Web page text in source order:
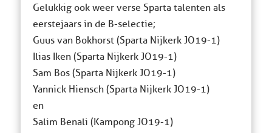
Gelukkig ook weer verse Sparta talenten als
eerstejaars in de B-selectie;
Guus van Bokhorst (Sparta Nijkerk JO19-1)
Ilias Iken (Sparta Nijkerk JO19-1)
Sam Bos (Sparta Nijkerk JO19-1)
Yannick Hiensch (Sparta Nijkerk JO19-1)
en
Salim Benali (Kampong JO19-1)